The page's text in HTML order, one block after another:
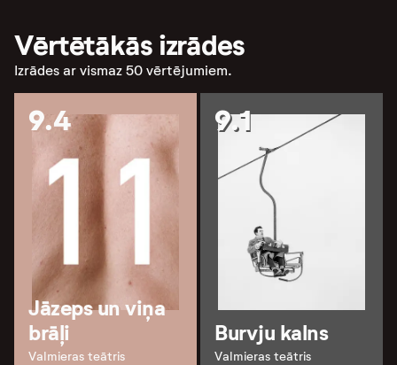
Vērtētākās izrādes
Izrādes ar vismaz 50 vērtējumiem.
9.4
Jāzeps un viņa
brāļi
Valmieras teātris
9.1
Burvju kalns
Valmieras teātris